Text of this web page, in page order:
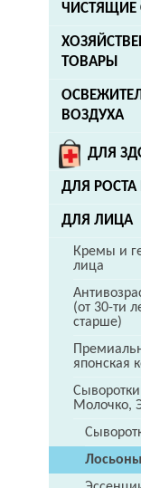
ЧИСТЯЩИЕ
ТОВАРЫ
ВОЗДУХА
ДЛЯ
ДЛЯ РОСТА
ДЛЯ ЛИЦА
Кремы и
лица
(от 30-ти
старше)
японская
Молочко,
Лосьоны